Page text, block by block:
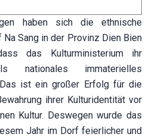
haben sich die ethnische
Sang in der Provinz Dien Bien
das Kulturministerium ihr
nationales immaterielles
Das ist ein großer Erfolg für die
ihrer Kulturidentität vor
Kultur. Deswegen wurde das
Jahr im Dorf feierlicher und